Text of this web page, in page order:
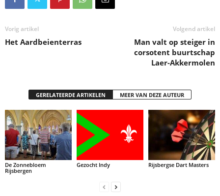
Vorig artikel
Het Aardbeienterras
Volgend artikel
Man valt op steiger in
corsotent buurtschap
Laer-Akkermolen
GERELATEERDE ARTIKELEN MEER VAN DEZE AUTEUR
De Zonnebloem
Rijsbergen
Gezocht Indy Rijsbergse Dart Masters